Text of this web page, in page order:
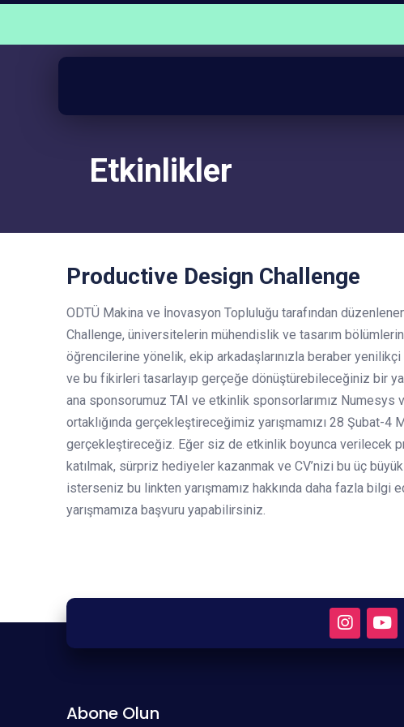
Etkinlikler
Productive Design Challenge
ODTÜ Makina ve İnovasyon Topluluğu tarafından
Challenge, üniversitelerin mühendislik ve tasarım
öğrencilerine yönelik, ekip arkadaşlarınızla beraber
ve bu fikirleri tasarlayıp gerçeğe dönüştürebileceğiniz bir
ana sponsorumuz TAI ve etkinlik sponsorlarımız Numesys
ortaklığında gerçekleştireceğimiz yarışmamızı 28 Şubat-4
gerçekleştireceğiz. Eğer siz de etkinlik boyunca verilecek
katılmak, sürpriz hediyeler kazanmak ve CV’nizi bu üç
isterseniz bu linkten yarışmamız hakkında daha fazla bilgi
yarışmamıza başvuru yapabilirsiniz.
Abone Olun